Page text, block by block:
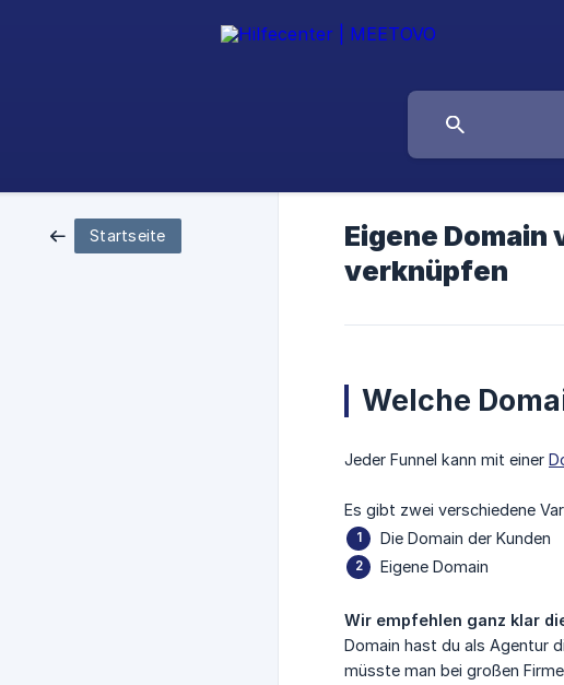
Startseite
Eigene Domain
verknüpfen
Welche
Jeder Funnel kann mit einer
Es gibt zwei verschiedene
Die Domain der Kunden
Eigene Domain
Wir empfehlen ganz klar
Domain hast du als Agentur
müsste man bei großen